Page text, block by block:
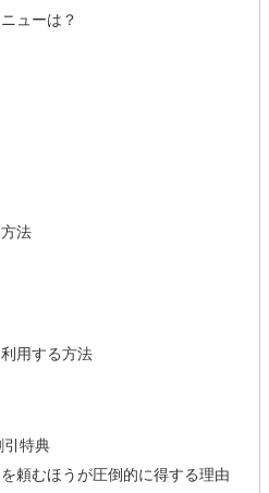
ューは？
法
用する方法
引特典
頼むほうが圧倒的に得する理由